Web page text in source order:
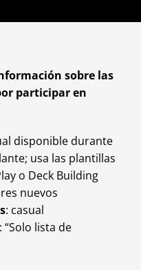
sobre las
participar en
disponible durante
usa las plantillas
o Deck Building
nuevos
: casual
: “Solo lista de